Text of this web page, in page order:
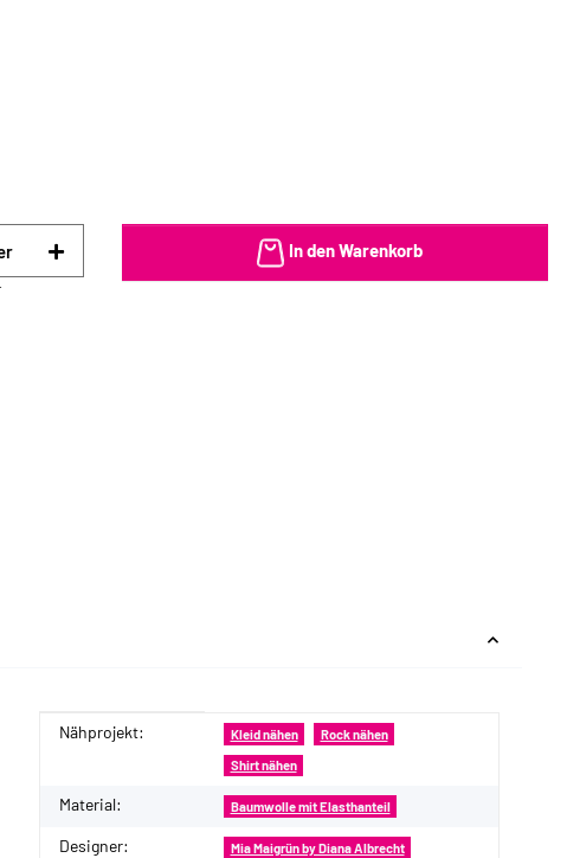
In den Warenkorb
Produkteigenschaft
Wert
Nähprojekt: Kleid nähen Rock nähen
Shirt nähen
Material: Baumwolle mit Elasthanteil
Designer: Mia Maigrün by Diana Albrecht